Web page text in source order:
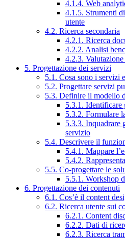
4.1.4. Web
4.1.5. Strumenti
utente
4.2. Ricerca secondaria
4.2.1. Ricerca
4.2.2. Analisi
4.2.3. Valutazione
5. Progettazione dei servizi
5.1. Cosa sono i servizi
5.2. Progettare servizi
5.3. Definire il modello
5.3.1.
5.3.2. Formulare
5.3.3. Inquadrare
servizio
5.4. Descrivere il
5.4.1. Mappare
5.4.2.
5.5. Co-progettare le
5.5.1. Workshop
6. Progettazione dei contenuti
6.1. Cos’è il content
6.2. Ricerca utente sui
6.2.1. Content
6.2.2. Dati di
6.2.3. Ricerca